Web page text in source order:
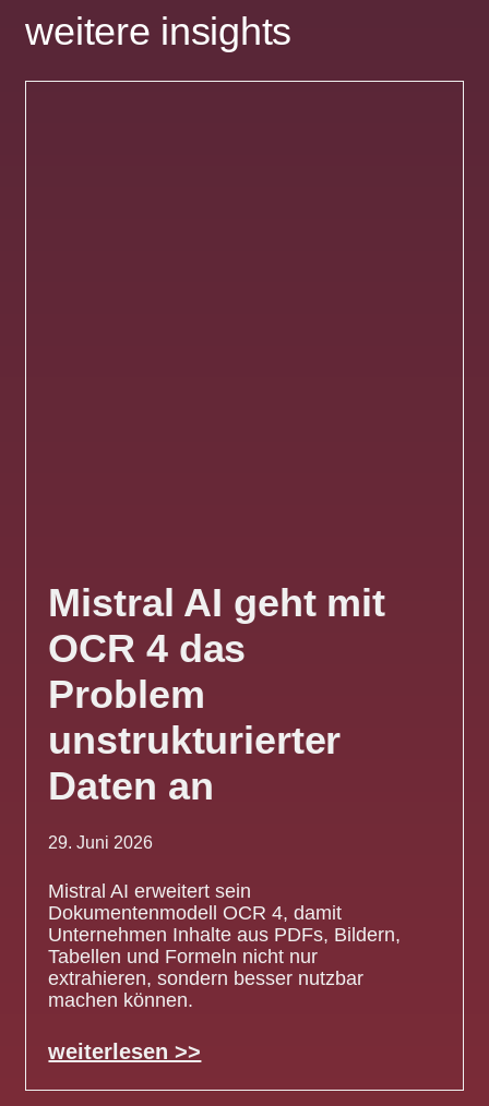
weitere insights
Mistral AI geht mit
OCR 4 das
Problem
unstrukturierter
Daten an
29. Juni 2026
Mistral AI erweitert sein
Dokumentenmodell OCR 4, damit
Unternehmen Inhalte aus PDFs, Bildern,
Tabellen und Formeln nicht nur
extrahieren, sondern besser nutzbar
machen können.
weiterlesen >>